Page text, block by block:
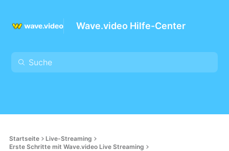
Wave.video Hilfe-Center
Startseite
Live-Streaming
Erste Schritte mit Wave.video Live Streaming